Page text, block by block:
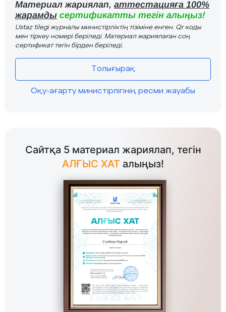
Материал жариялап, аттестацияға 100%
жарамды сертификатты тегін алыңыз!
Ustaz tilegi журналы министірліктің тізіміне енген. Qr коды
мен тіркеу номері беріледі. Материал жариялаған соң
сертификат тегін бірден беріледі.
Толығырақ
Оқу-ағарту министірлігінің ресми жауабы
Сайтқа 5 материал жариялап, тегін
АЛҒЫС ХАТ алыңыз!